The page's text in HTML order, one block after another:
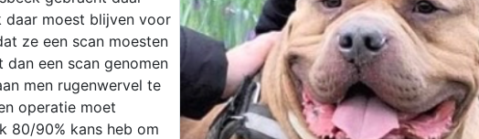
moest blijven voor
ze een scan moesten
een scan genomen
men rugenwervel te
operatie moet
80/90% kans heb om